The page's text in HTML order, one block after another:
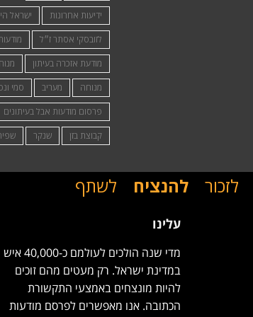
ידיעות אחרונות
ישראל
לזובסקי אסתר ז״ל
מודעת אזכרה בעיתון
מנוח
מנוחה
מעריב
סמי
פרסום מודעות אבל בעיתונים
קבוצת בזן
שנקר
לזכור להנציח לשתף
עלינו
מדי שנה הולכים לעולמם כ-40,000 איש
במדינת ישראל. רק מעטים מהם זוכים
להיות מונצחים באמצעי התקשורת
הכתובה. אנו מאפשרים לפרסם מודעות